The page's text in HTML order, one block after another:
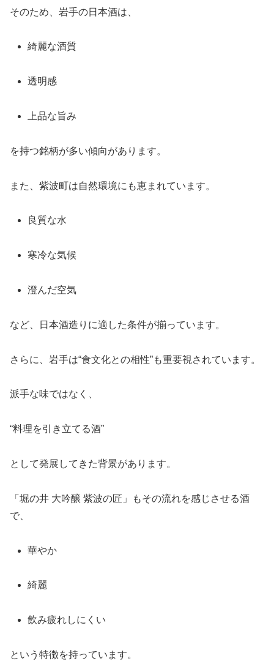
そのため、岩手の日本酒は、
綺麗な酒質
透明感
上品な旨み
を持つ銘柄が多い傾向があります。
また、紫波町は自然環境にも恵まれています。
良質な水
寒冷な気候
澄んだ空気
など、日本酒造りに適した条件が揃っています。
さらに、岩手は“食文化との相性”も重要視されています。
派手な味ではなく、
“料理を引き立てる酒”
として発展してきた背景があります。
「堀の井 大吟醸 紫波の匠」もその流れを感じさせる酒
で、
華やか
綺麗
飲み疲れしにくい
という特徴を持っています。